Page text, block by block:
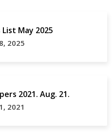
List May 2025
2025
2021. Aug. 21.
2021